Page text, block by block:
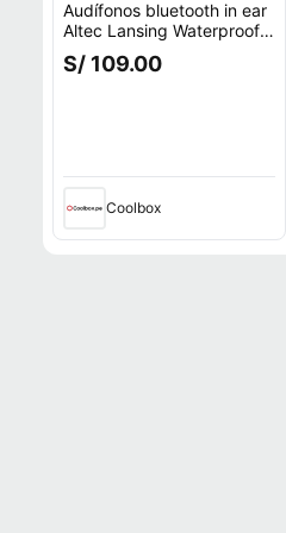
Audífonos bluetooth in ear
Altec Lansing Waterproof
deportivo IPX6, micrófono
incorporado, máx. 6 horas,
S/ 109.00
Coolbox